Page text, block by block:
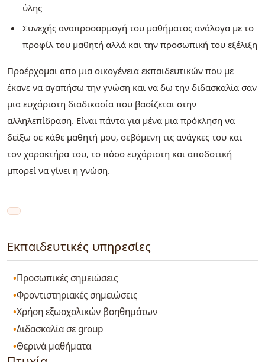
ύλης
Συνεχής αναπροσαρμογή του μαθήματος ανάλογα με το
προφίλ του μαθητή αλλά και την προσωπική του εξέλιξη
Προέρχομαι απο μια οικογένεια εκπαιδευτικών που με
έκανε να αγαπήσω την γνώση και να δω την διδασκαλία σαν
μια ευχάριστη διαδικασία που βασίζεται στην
αλληλεπίδραση. Είναι πάντα για μένα μια πρόκληση να
δείξω σε κάθε μαθητή μου, σεβόμενη τις ανάγκες του και
τον χαρακτήρα του, το πόσο ευχάριστη και αποδοτική
μπορεί να γίνει η γνώση.
Εκπαιδευτικές υπηρεσίες
Προσωπικές σημειώσεις
Φροντιστηριακές σημειώσεις
Χρήση εξωσχολικών βοηθημάτων
Διδασκαλία σε group
Θερινά μαθήματα